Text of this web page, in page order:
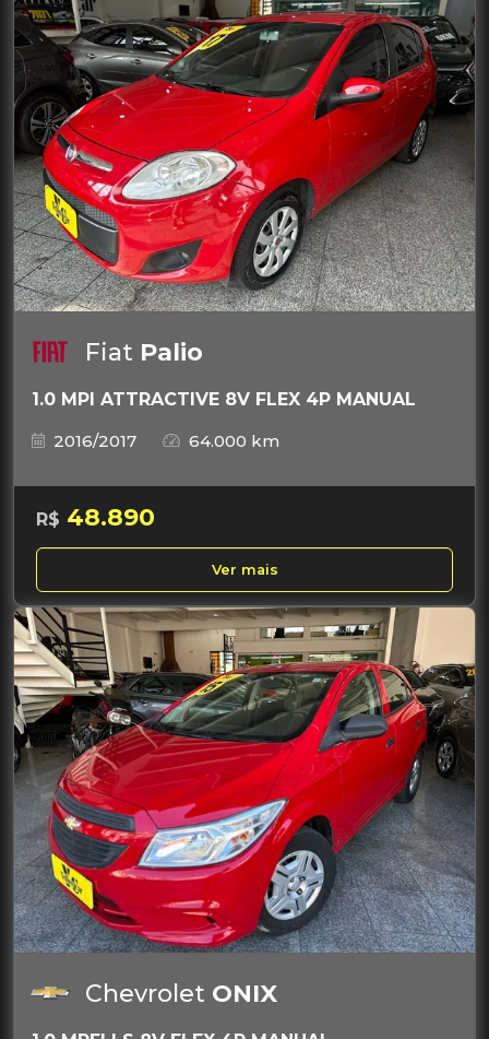
Fiat Palio
1.0 MPI ATTRACTIVE 8V FLEX 4P MANUAL
2016/2017
64.000 km
R$ 48.890
Ver mais
Chevrolet ONIX